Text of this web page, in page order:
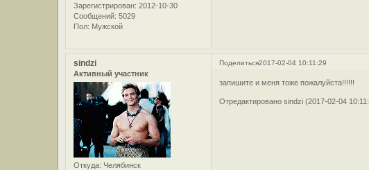
Зарегистрирован: 2012-10-30
Сообщений: 5029
Пол: Мужской
Поделиться2017-02-04 10:11:29
sindzi
Активный участник
Откуда: Челябинск
запишите и меня тоже пожалуйста!!!!!!
Отредактировано sindzi (2017-02-04